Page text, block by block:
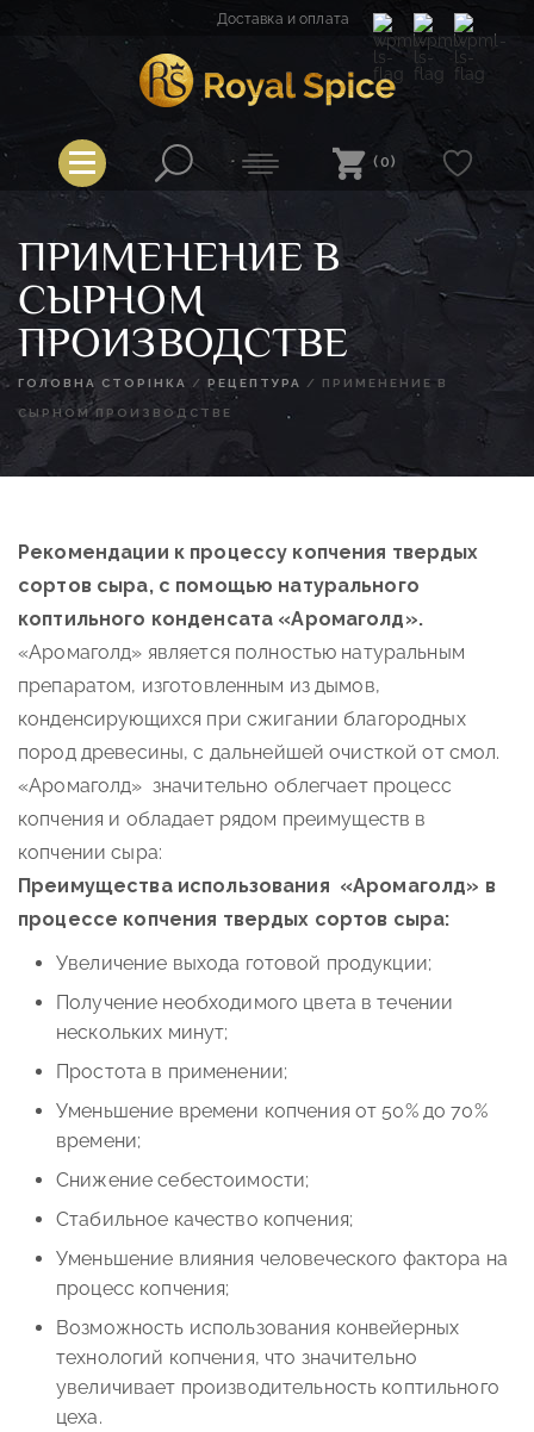
Доставка и оплата
Royal Spice
(0)
ПРИМЕНЕНИЕ В
СЫРНОМ
ПРОИЗВОДСТВЕ
ГОЛОВНА СТОРІНКА / РЕЦЕПТУРА / ПРИМЕНЕНИЕ В
СЫРНОМ ПРОИЗВОДСТВЕ
Рекомендации к процессу копчения твердых
сортов сыра, с помощью натурального
коптильного конденсата «Аромаголд».
«Аромаголд» является полностью натуральным
препаратом, изготовленным из дымов,
конденсирующихся при сжигании благородных
пород древесины, с дальнейшей очисткой от смол.
«Аромаголд» значительно облегчает процесс
копчения и обладает рядом преимуществ в
копчении сыра:
Преимущества использования «Аромаголд» в
процессе копчения твердых сортов сыра:
Увеличение выхода готовой продукции;
Получение необходимого цвета в течении
нескольких минут;
Простота в применении;
Уменьшение времени копчения от 50% до 70%
времени;
Снижение себестоимости;
Стабильное качество копчения;
Уменьшение влияния человеческого фактора на
процесс копчения;
Возможность использования конвейерных
технологий копчения, что значительно
увеличивает производительность коптильного
цеха.